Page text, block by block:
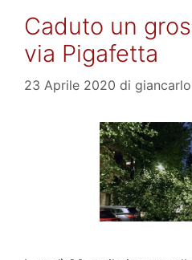
Caduto un
via Pigafetta
23 Aprile 2020 di giancarlo